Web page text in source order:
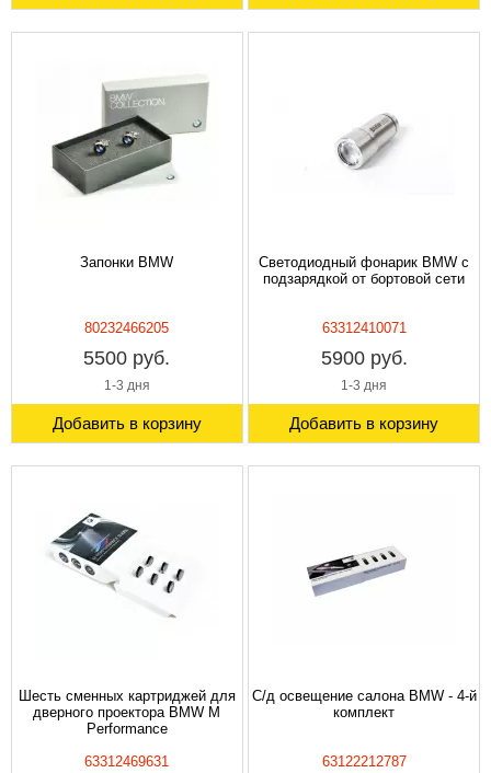
Запонки BMW
80232466205
5500 руб.
1-3 дня
Добавить в корзину
Светодиодный фонарик BMW с
подзарядкой от бортовой сети
63312410071
5900 руб.
1-3 дня
Добавить в корзину
Шесть сменных картриджей для
дверного проектора BMW M
Performance
63312469631
С/д освещение салона BMW - 4-й
комплект
63122212787